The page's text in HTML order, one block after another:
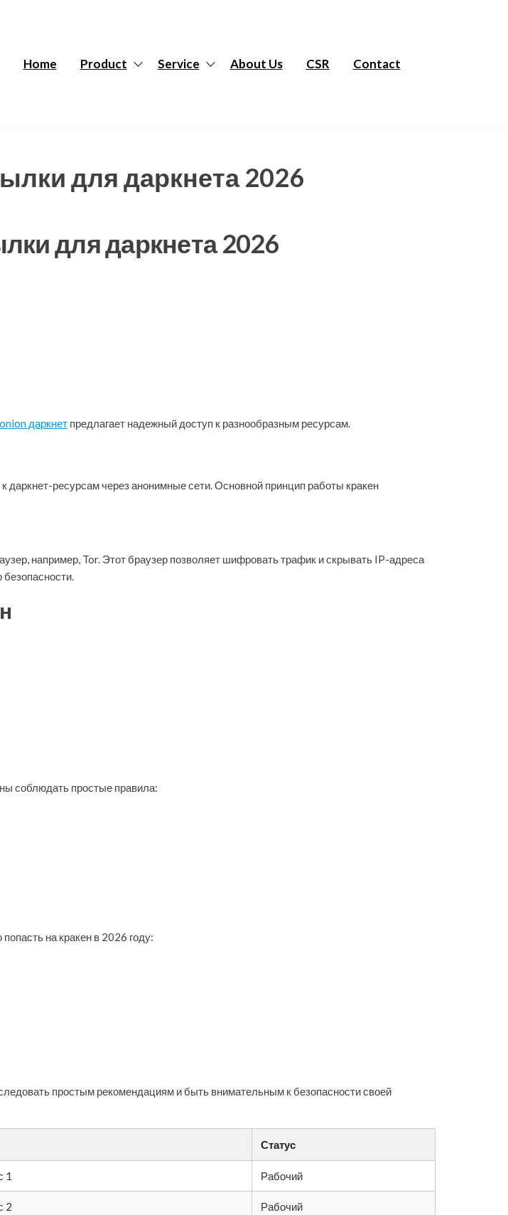
Home Product Service About Us CSR Contact
для даркнета 2026
для даркнета 2026
даркнет предлагает надежный доступ к разнообразным ресурсам.
даркнет-ресурсам через анонимные сети. Основной принцип работы кракен
например, Tor. Этот браузер позволяет шифровать трафик и скрывать IP-адреса
соблюдать простые правила:
на кракен в 2026 году:
простым рекомендациям и быть внимательным к безопасности своей
Статус
1 Рабочий
2 Рабочий